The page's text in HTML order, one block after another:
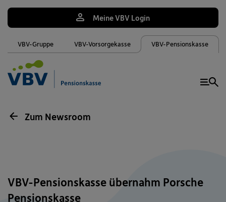
VBV-Gruppe VBV-Vorsorgekasse VBV-Pensionskasse
Meine VBV Login
Zum Newsroom
VBV-Pensionskasse übernahm Porsche
Pensionskasse